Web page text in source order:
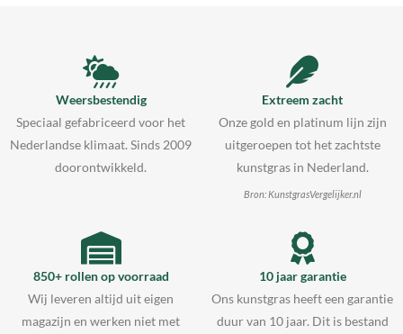
Weersbestendig
Speciaal gefabriceerd voor het
Nederlandse klimaat. Sinds 2009
doorontwikkeld.
Extreem zacht
Onze gold en platinum lijn zijn
uitgeroepen tot het zachtste
kunstgras in Nederland.
Bron: KunstgrasVergelijker.nl
850+ rollen op voorraad
Wij leveren altijd uit eigen
magazijn en werken niet met
10 jaar garantie
Ons kunstgras heeft een garantie
duur van 10 jaar. Dit is bestand